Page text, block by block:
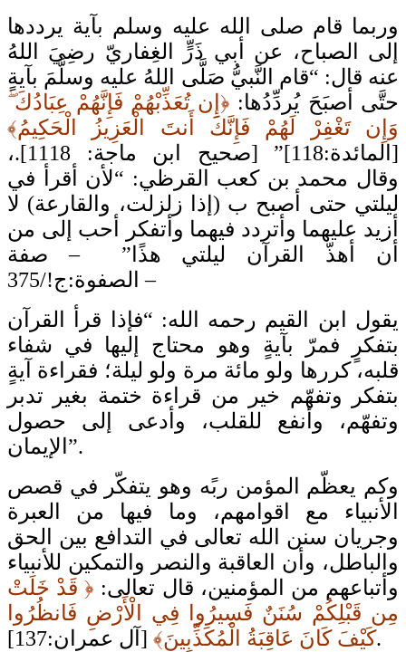
وربما قام صلى الله عليه وسلم بآية يرددها
إلى الصباح، عن أبي ذَرٍّ الغِفاريّ رضِيَ اللهُ
عنه قال: “قام النَّبيُّ صَلَّى اللهُ عليه وسلَّمَ بآيةٍ
حتَّى أصبَحَ يُردِّدُها: ﴿إِن تُعَذِّبْهُمْ فَإِنَّهُمْ عِبَادُكَ ۖ
وَإِن تَغْفِرْ لَهُمْ فَإِنَّكَ أَنتَ الْعَزِيزُ الْحَكِيمُ﴾
[المائدة:118]” [صحيح ابن ماجة: 1118].،
وقال محمد بن كعب القرظي: “لأن أقرأ في
ليلتي حتى أصبح ب (إذا زلزلت، والقارعة) لا
أزيد عليهما وأتردد فيهما وأتفكر أحب إلى من
أن أهذّ القرآن ليلتي هذًا” – صفة
الصفوة:ج!/375 –
يقول ابن القيم رحمه الله: “فإذا قرأ القرآن
بتفكرٍ فمرّ بآيةٍ وهو محتاج إليها في شفاء
قلبه، كررها ولو مائة مرة ولو ليلة؛ فقراءة آيةٍ
بتفكر وتفهّم خير من قراءة ختمة بغير تدبر
وتفهّم، وأنفع للقلب، وأدعى إلى حصول
الإيمان”.
وكم يعظّم المؤمن ربًه وهو يتفكّر في قصص
الأنبياء مع اقوامهم، وما فيها من العبرة
وجريان سنن الله تعالى في التدافع بين الحق
والباطل، وأن العاقبة والنصر والتمكين للأنبياء
وأتباعهم من المؤمنين، قال تعالى: ﴿ قَدْ خَلَتْ
مِن قَبْلِكُمْ سُنَنٌ فَسِيرُوا فِي الْأَرْضِ فَانظُرُوا
كَيْفَ كَانَ عَاقِبَةُ الْمُكَذِّبِينَ﴾[آل عمران:137].